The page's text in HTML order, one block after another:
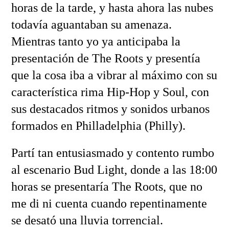
horas de la tarde, y hasta ahora las nubes
todavía aguantaban su amenaza.
Mientras tanto yo ya anticipaba la
presentación de The Roots y presentía
que la cosa iba a vibrar al máximo con su
característica rima Hip-Hop y Soul, con
sus destacados ritmos y sonidos urbanos
formados en Philladelphia (Philly).
Partí tan entusiasmado y contento rumbo
al escenario Bud Light, donde a las 18:00
horas se presentaría The Roots, que no
me di ni cuenta cuando repentinamente
se desató una lluvia torrencial.